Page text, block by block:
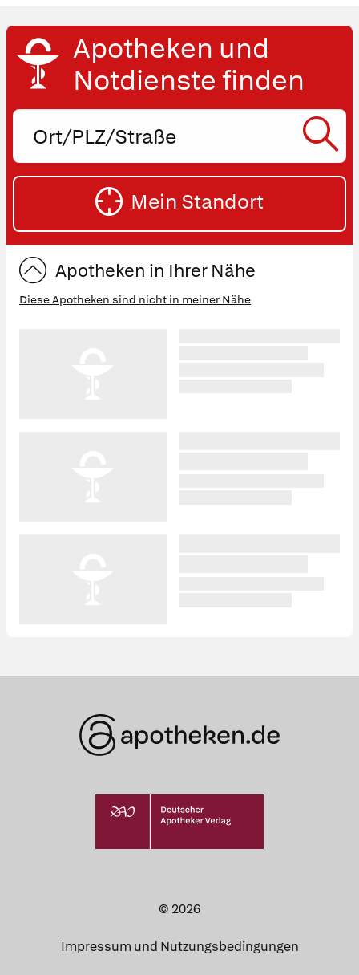
Apotheken und
Notdienste finden
Ort,
oder
Straße
Mein Standort
Apotheken in Ihrer Nähe
Diese Apotheken sind nicht in meiner Nähe
© 2026
Impressum und Nutzungsbedingungen